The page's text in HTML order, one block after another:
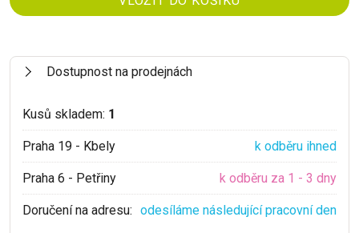
Dostupnost na prodejnách
Kusů skladem: 1
Praha 19 - Kbely k odběru ihned
Praha 6 - Petřiny k odběru za 1 - 3 dny
Doručení na adresu: odesíláme následující pracovní den